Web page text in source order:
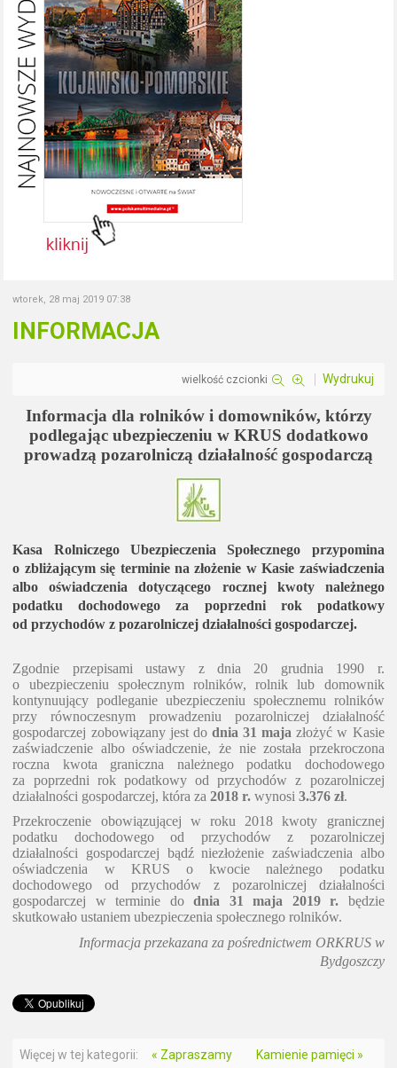
wtorek, 28 maj 2019 07:38
INFORMACJA
wielkość czcionki Wydrukuj
Informacja dla rolników i domowników, którzy
podlegając ubezpieczeniu w KRUS dodatkowo
prowadzą pozarolniczą działalność gospodarczą
Kasa Rolniczego Ubezpieczenia Społecznego przypomina
o zbliżającym się terminie na złożenie w Kasie zaświadczenia
albo oświadczenia dotyczącego rocznej kwoty należnego
podatku dochodowego za poprzedni rok podatkowy
od przychodów z pozarolniczej działalności gospodarczej.
Zgodnie przepisami ustawy z dnia 20 grudnia 1990 r.
o ubezpieczeniu społecznym rolników, rolnik lub domownik
kontynuujący podleganie ubezpieczeniu społecznemu rolników
przy równoczesnym prowadzeniu pozarolniczej działalność
gospodarczej zobowiązany jest do dnia 31 maja złożyć w Kasie
zaświadczenie albo oświadczenie, że nie została przekroczona
roczna kwota graniczna należnego podatku dochodowego
za poprzedni rok podatkowy od przychodów z pozarolniczej
działalności gospodarczej, która za2018 r. wynosi3.376 zł.
Przekroczenie obowiązującej w roku 2018 kwoty granicznej
podatku dochodowego od przychodów z pozarolniczej
działalności gospodarczej bądź niezłożenie zaświadczenia albo
oświadczenia w KRUS o kwocie należnego podatku
dochodowego od przychodów z pozarolniczej działalności
gospodarczej w terminie dodnia 31 maja 2019 r. będzie
skutkowało ustaniem ubezpieczenia społecznego rolników.
Informacja przekazana za pośrednictwem ORKRUS w
Bydgoszczy
Więcej w tej kategorii: « Zapraszamy Kamienie pamięci »